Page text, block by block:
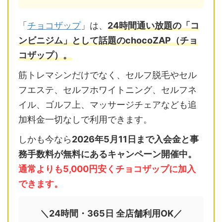
「 チョコザップ」は、 24時間通い放題の「コ
ンビニジム」として話題のchocoZAP（チョ
コザップ）。
筋トレマシンだけでなく、セルフ脱毛やセル
フエステ、セルフホワイトニング、セルフネ
イル、ゴルフ上、マッサージチェアなども追
加料金一切なしで利用できます。
しかも今なら2026年5月11日まで入会金と事
務手数料が無料にあるキャンペーン開催中。
通常よりも5,000円安くチョコザップに加入
できます。
＼24時間・365日 全店舗利用OK／